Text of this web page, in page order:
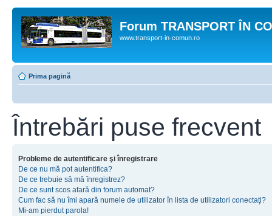
Forum TRANSPORT ÎN
www.transport-in-comun.ro
Prima pagină
Întrebări puse frecvent
Probleme de autentificare şi înregistrare
De ce nu mă pot autentifica?
De ce trebuie să mă înregistrez?
De ce sunt scos afară din forum automat?
Cum fac să nu îmi apară numele de utilizator în lista de utilizatori conectaţi?
Mi-am pierdut parola!